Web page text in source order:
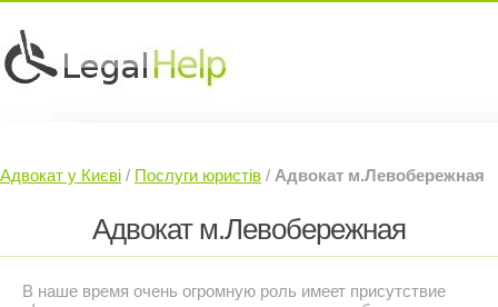
Адвокат у Києві / Послуги юристів / Адвокат м.Левобережная
Адвокат м.Левобережная
В наше время очень огромную роль имеет присутствие